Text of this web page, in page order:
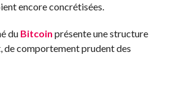
encore concrétisées.
du Bitcoin présente une structure
de comportement prudent des